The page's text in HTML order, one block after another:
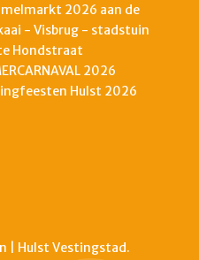
2026 aan de
- Visbrug - stadstuin
Hondstraat
2026
Hulst 2026
| Hulst Vestingstad.